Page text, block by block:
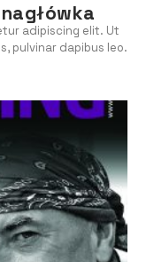
adipiscing elit. Ut
pulvinar dapibus leo.